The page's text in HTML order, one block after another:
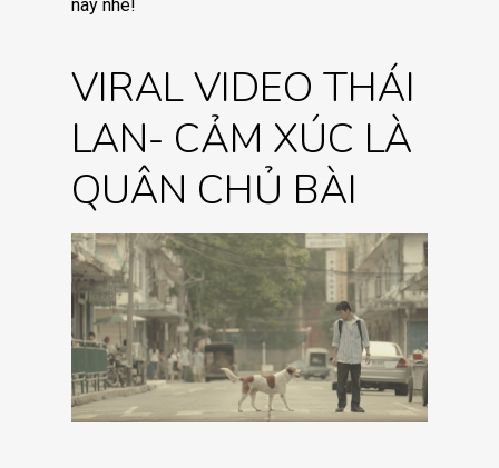
này nhé!
VIRAL VIDEO THÁI
LAN- CẢM XÚC LÀ
QUÂN CHỦ BÀI